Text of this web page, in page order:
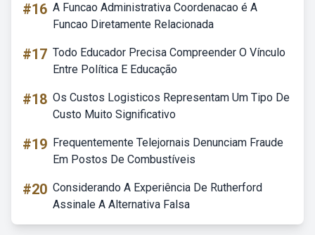
#16 A Funcao Administrativa Coordenacao é A
Funcao Diretamente Relacionada
#17 Todo Educador Precisa Compreender O Vínculo
Entre Política E Educação
#18 Os Custos Logisticos Representam Um Tipo De
Custo Muito Significativo
#19 Frequentemente Telejornais Denunciam Fraude
Em Postos De Combustíveis
#20 Considerando A Experiência De Rutherford
Assinale A Alternativa Falsa